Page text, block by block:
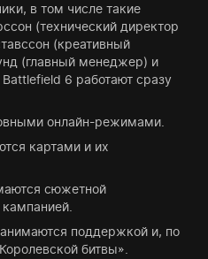
в том числе такие
(технический директор
(креативный
(главный менеджер) и
6 работают сразу
онлайн-режимами.
картами и их
сюжетной
поддержкой и, по
битвы».